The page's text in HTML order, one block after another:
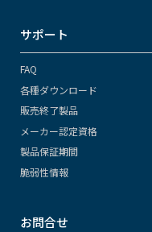
サポート
FAQ
各種ダウンロード
販売終了製品
メーカー認定資格
製品保証期間
脆弱性情報
お問合せ